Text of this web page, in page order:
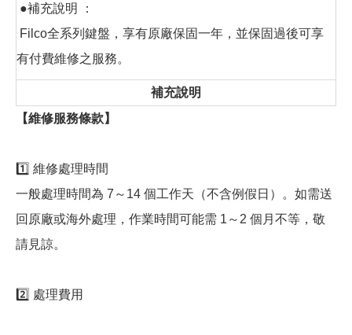
●補充說明 ：
Filco全系列鍵盤，享有原廠保固一年，並保固過後可享
有付費維修之服務。
補充說明
【維修服務條款】
1️⃣ 維修處理時間
一般處理時間為 7～14 個工作天（不含例假日）。如需送
回原廠或海外處理，作業時間可能需 1～2 個月不等，敬
請見諒。
2️⃣ 處理費用